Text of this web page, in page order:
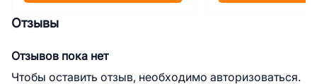
Отзывы
Отзывов пока нет
Чтобы оставить отзыв, необходимо авторизоваться.